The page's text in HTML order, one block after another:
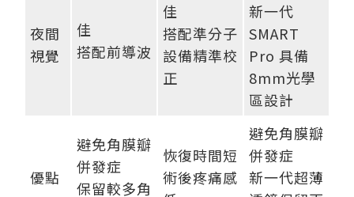
夜間
視覺
佳
搭配前導波
佳
搭配準分子
設備精準校
正
新一代
SMART
Pro 具備
8mm光學
區設計
優點
避免角膜瓣
併發症
保留較多角
恢復時間短
術後疼痛感
避免角膜瓣
併發症
新一代超薄